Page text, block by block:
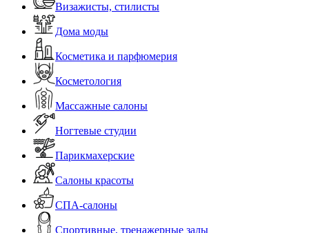
Визажисты, стилисты
Дома моды
Косметика и парфюмерия
Косметология
Массажные салоны
Ногтевые студии
Парикмахерские
Салоны красоты
СПА-салоны
Спортивные, тренажерные залы